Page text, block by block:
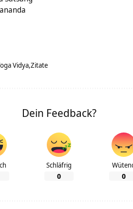
Vidya Zitate
Dein Feedback?
Schläfrig
0 0